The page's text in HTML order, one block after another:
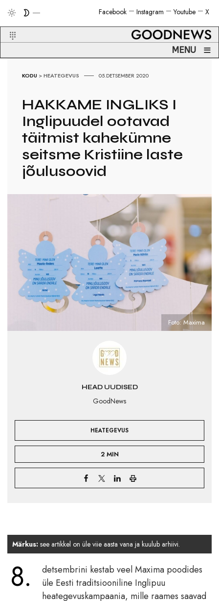
X
Youtube
Instagram
Facebook
MENU ≡
KODU >HEATEGEVUS 05.DETSEMBER 2020
HAKKAME INGLIKS I
Inglipuudel ootavad
täitmist kahekümne
seitsme Kristiine laste
jõulusoovid
HEAD UUDISED
GoodNews
HEATEGEVUS
2 MIN
Foto: Maxima
Märkus: see artikkel on üle viie aasta vana ja kuulub arhiivi.
8.
detsembrini kestab veel Maxima poodides
üle Eesti traditsiooniline Inglipuu
heategevuskampaania, mille raames saavad